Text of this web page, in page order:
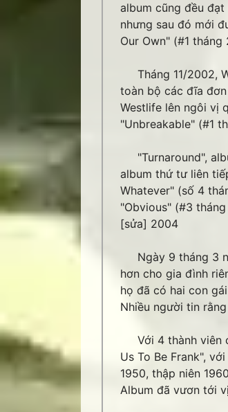
album cũng đều
nhưng sau đó mới
Our Own" (#1
Tháng 11/2002,
toàn bộ các đĩa
Westlife lên ngôi vị
"Unbreakable" (#1
"Turnaround",
album thứ tư liên
Whatever" (số 4
"Obvious" (#3
[sửa] 2004
Ngày 9 tháng 3
hơn cho gia đình
họ đã có hai con
Nhiều người tin
Với 4 thành viên
Us To Be Frank",
1950, thập niên
Album đã vươn tới